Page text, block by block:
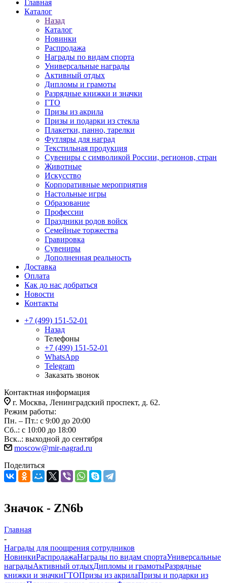
Главная
Каталог
Назад
Каталог
Новинки
Распродажа
Награды по видам спорта
Универсальные награды
Активный отдых
Дипломы и грамоты
Разрядные книжки и значки
ГТО
Призы из акрила
Призы и подарки из стекла
Плакетки, панно, тарелки
Футляры для наград
Текстильная продукция
Сувениры с символикой России, регионов, стран
Животные
Искусство
Корпоративные мероприятия
Настольные игры
Образование
Профессии
Праздники родов войск
Семейные торжества
Гравировка
Сувениры
Дополненная реальность
Доставка
Оплата
Как до нас добраться
Новости
Контакты
+7 (499) 151-52-01
Назад
Телефоны
+7 (499) 151-52-01
WhatsApp
Telegram
Заказать звонок
Контактная информация
г. Москва, Ленинградский проспект, д. 62.
Режим работы:
Пн. – Пт.: с 9:00 до 20:00
Сб..: с 10:00 до 18:00
Вск..: выходной до сентября
moscow@mir-nagrad.ru
Поделиться
Значок - ZN6b
Главная
-
Награды для поощрения сотрудников
НовинкиРаспродажаНаграды по видам спортаУниверсальные
наградыАктивный отдыхДипломы и грамотыРазрядные
книжки и значкиГТОПризы из акрилаПризы и подарки из